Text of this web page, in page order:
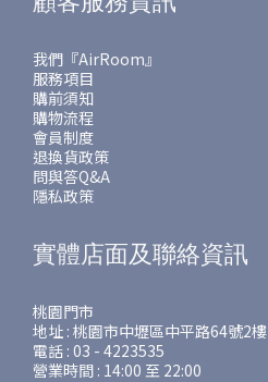
我們『AirRoom』
服務項目
購前須知
購物流程
會員制度
退換貨政策
問與答Q&A
隱私政策
實體店面及聯絡資訊
桃園門市
地址 : 桃園市中壢區中平路64號2樓
電話 : 03 - 4223535
營業時間 : 14:00 至 22:00